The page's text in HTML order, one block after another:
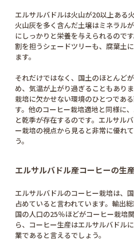
エルサルバドルは火山が20以上ある
火山灰を多く含んだ土壌はミネラル
にしっかりと栄養を与えられるので
割を担うシェードツリーも、腐葉土
ます。
それだけではなく、国土のほとんど
め、気温が上がり過ぎることもあり
栽培に欠かせない環境のひとつであ
す。他のコーヒー栽培適地と同様に
と乾季が存在するのです。エルサル
ー栽培の視点から見ると非常に優れ
う。
エルサルバドル産コーヒーの生
エルサルバドルのコーヒー栽培は、
占めていると言われています。輸出総
国の人口の25％ほどがコーヒー栽培
ら、コーヒー生産はエルサルバドル
業であると言えるでしょう。